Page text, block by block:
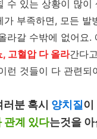
수 있는 상황이 많이
가 부족하면, 모든 발
라갈 수밖에 없어요.
고혈압 다 올라간다
런 것들이 다 관련되
러분 혹시 양치질 이
관계 있다는것을